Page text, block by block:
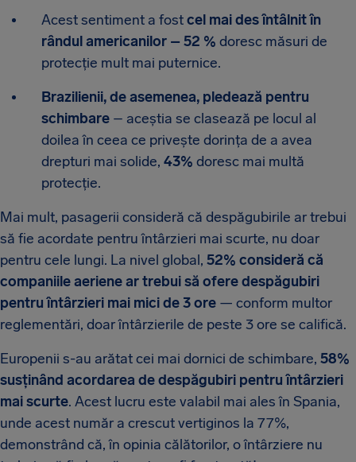
Acest sentiment a fostcel mai des întâlnit în
rândul americanilor – 52 % doresc măsuri de
protecție mult mai puternice.
Brazilienii, de asemenea, pledează pentru
schimbare – aceștia se clasează pe locul al
doilea în ceea ce privește dorința de a avea
drepturi mai solide, 43% doresc mai multă
protecție.
Mai mult, pasagerii consideră că despăgubirile ar trebui
să fie acordate pentru întârzieri mai scurte, nu doar
pentru cele lungi. La nivel global, 52% consideră că
companiile aeriene ar trebui să ofere despăgubiri
pentru întârzieri mai mici de 3 ore — conform multor
reglementări, doar întârzierile de peste 3 ore se califică.
Europenii s-au arătat cei mai dornici de schimbare, 58%
susținând acordarea de despăgubiri pentru întârzieri
mai scurte. Acest lucru este valabil mai ales în Spania,
unde acest număr a crescut vertiginos la 77%,
demonstrând că, în opinia călătorilor, o întârziere nu